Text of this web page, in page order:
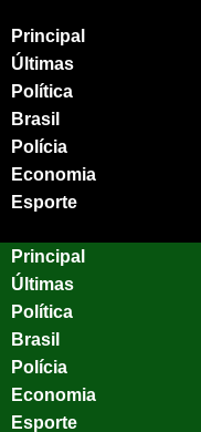
Principal
Últimas
Política
Brasil
Polícia
Economia
Esporte
Principal
Últimas
Política
Brasil
Polícia
Economia
Esporte